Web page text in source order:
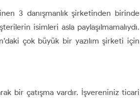
3 danışmanlık şirketinden birinde
isimleri asla paylaşılmamalıydı.
çok büyük bir yazılım şirketi için
bir çatışma vardır. İşvereniniz ticari